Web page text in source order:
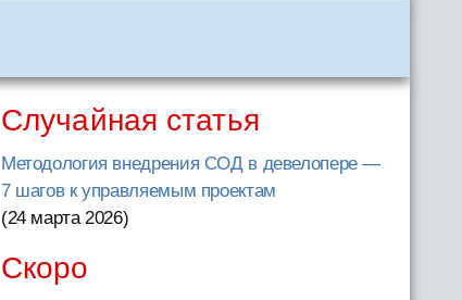
Случайная статья
Методология внедрения СОД в девелопере —
7 шагов к управляемым проектам
(24 марта 2026)
Скоро